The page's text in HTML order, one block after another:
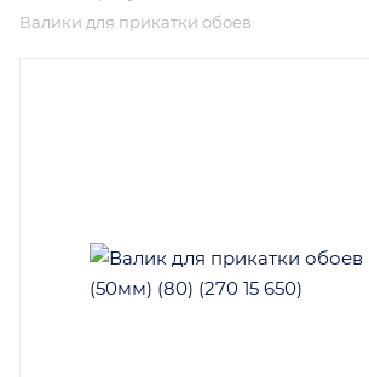
Валики для прикатки обоев